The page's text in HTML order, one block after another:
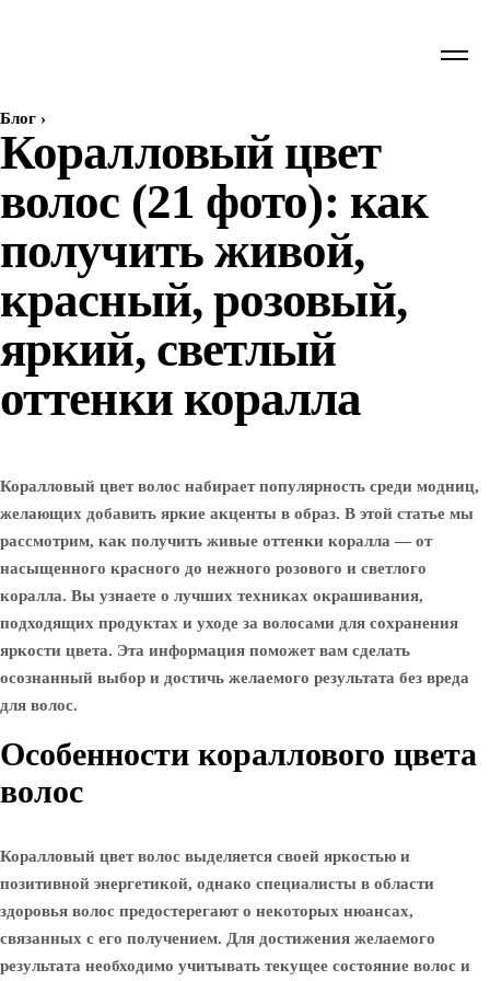
Блог ›
Коралловый цвет
волос (21 фото): как
получить живой,
красный, розовый,
яркий, светлый
оттенки коралла
Коралловый цвет волос набирает популярность среди модниц,
желающих добавить яркие акценты в образ. В этой статье мы
рассмотрим, как получить живые оттенки коралла — от
насыщенного красного до нежного розового и светлого
коралла. Вы узнаете о лучших техниках окрашивания,
подходящих продуктах и уходе за волосами для сохранения
яркости цвета. Эта информация поможет вам сделать
осознанный выбор и достичь желаемого результата без вреда
для волос.
Особенности кораллового цвета
волос
Коралловый цвет волос выделяется своей яркостью и
позитивной энергетикой, однако специалисты в области
здоровья волос предостерегают о некоторых нюансах,
связанных с его получением. Для достижения желаемого
результата необходимо учитывать текущее состояние волос и